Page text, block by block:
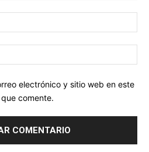
electrónico y sitio web en este
comente.